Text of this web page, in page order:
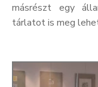
másrészt egy
tárlatot is meg